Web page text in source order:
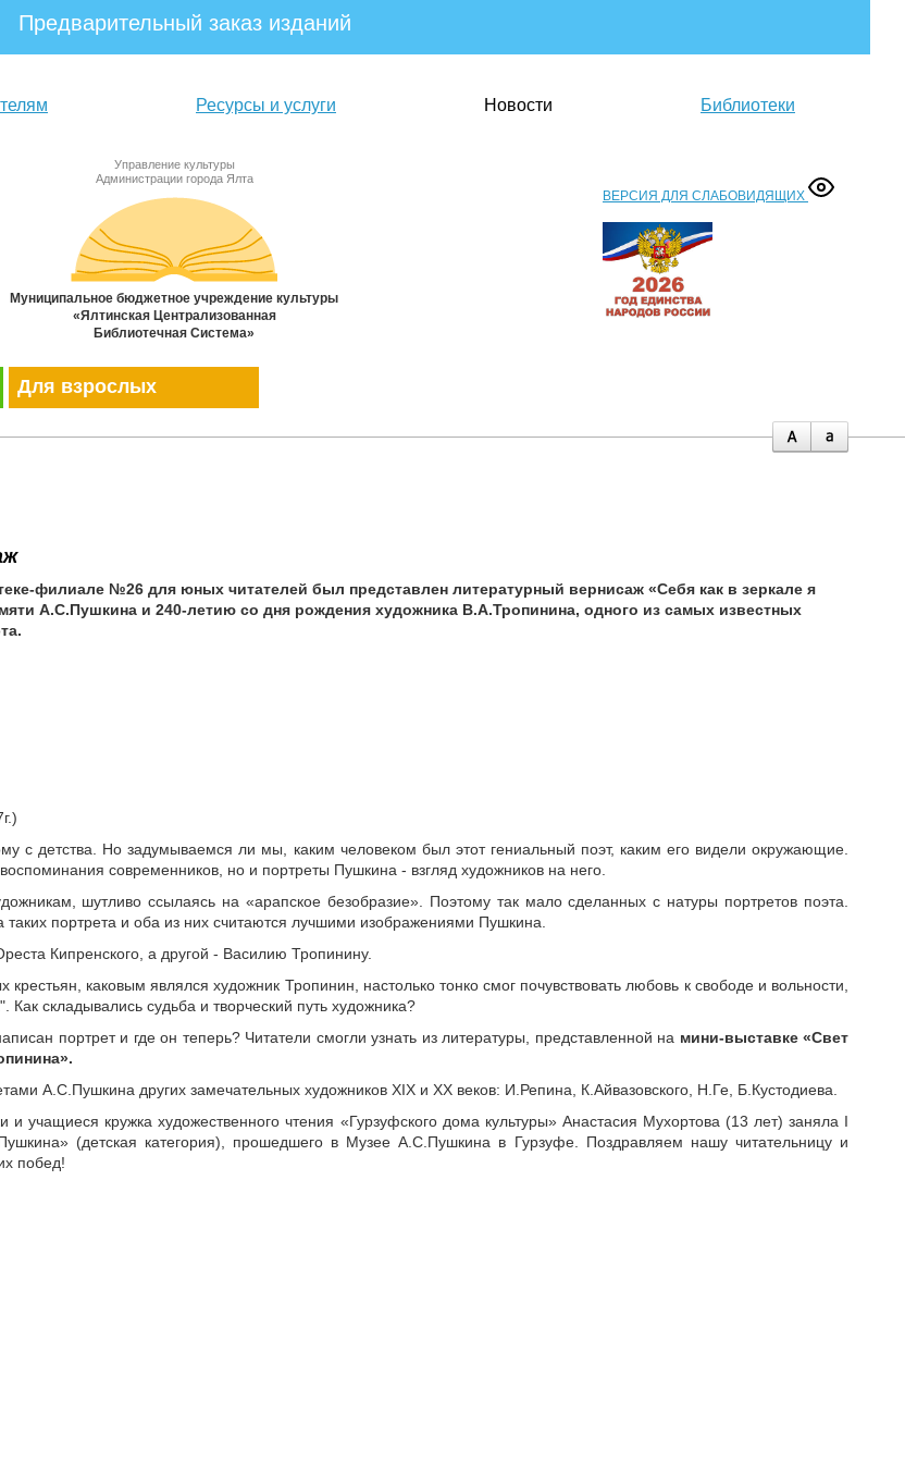
Предварительный заказ изданий
Ресурсы и услуги Новости Библиотеки
Управление культуры
Администрации города Ялта
Муниципальное бюджетное учреждение культуры
«Ялтинская Централизованная
Библиотечная Система»
ВЕРСИЯ ДЛЯ СЛАБОВИДЯЩИХ
Для взрослых
филиале №26 для юных читателей был представлен литературный вернисаж «Себя как в зеркале я
А.С.Пушкина и 240-летию со дня рождения художника В.А.Тропинина, одного из самых известных
с детства. Но задумываемся ли мы, каким человеком был этот гениальный поэт, каким его видели окружающие.
современников, но и портреты Пушкина - взгляд художников на него.
шутливо ссылаясь на «арапское безобразие». Поэтому так мало сделанных с натуры портретов поэта.
таких портрета и оба из них считаются лучшими изображениями Пушкина.
Кипренского, а другой - Василию Тропинину.
крестьян, каковым являлся художник Тропинин, настолько тонко смог почувствовать любовь к свободе и вольности,
Как складывались судьба и творческий путь художника?
портрет и где он теперь? Читатели смогли узнать из литературы, представленной на мини-выставке «Свет
А.С.Пушкина других замечательных художников ХIХ и ХХ веков: И.Репина, К.Айвазовского, Н.Ге, Б.Кустодиева.
и учащиеся кружка художественного чтения «Гурзуфского дома культуры» Анастасия Мухортова (13 лет) заняла I
(детская категория), прошедшего в Музее А.С.Пушкина в Гурзуфе. Поздравляем нашу читательницу и
побед!